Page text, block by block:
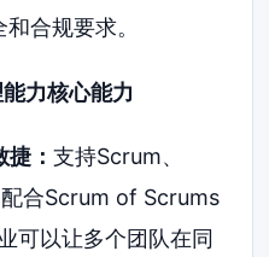
合规要求。
力核心能力
： 支持Scrum、
合Scrum of Scrums
可以让多个团队在同